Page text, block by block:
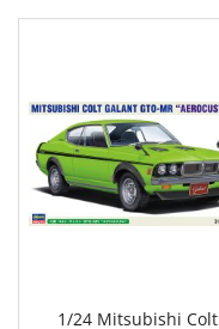
1/24 Mitsubishi Colt